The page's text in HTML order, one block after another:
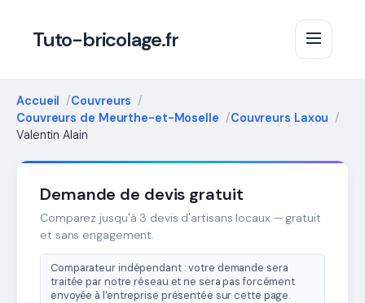
Tuto-bricolage.fr
Accueil
Couvreurs
Couvreurs de Meurthe-et-Moselle
Couvreurs Laxou
Valentin Alain
Demande de devis gratuit
Comparez jusqu'à 3 devis d'artisans locaux — gratuit
et sans engagement.
Comparateur indépendant : votre demande sera
traitée par notre réseau et ne sera pas forcément
envoyée à l'entreprise présentée sur cette page.